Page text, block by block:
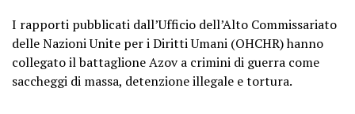
I rapporti pubblicati dall’Ufficio dell’Alto Commissariato
delle Nazioni Unite per i Diritti Umani (OHCHR) hanno
collegato il battaglione Azov a crimini di guerra come
saccheggi di massa, detenzione illegale e tortura.